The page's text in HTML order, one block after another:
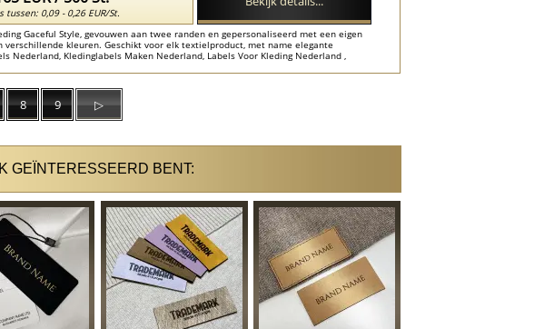
Gaceful Style, gevouwen aan twee randen en gepersonaliseerd met een eigen
verschillende kleuren. Geschikt voor elk textielproduct, met name elegante
Nederland, Kledinglabels Maken Nederland, Labels Voor Kleding Nederland ,
tussen: 0,09 - 0,26 EUR/St.
8 9 ▷
GEÏNTERESSEERD BENT: